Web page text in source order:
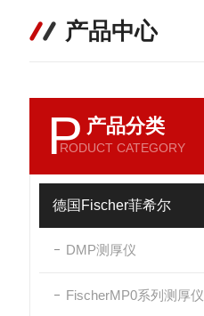
产品中心
P 产品分类
RODUCT CATEGORY
德国Fischer菲希尔
DMP测厚仪
FischerMP0系列测厚仪